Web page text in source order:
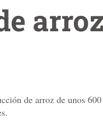
de arroz de unos